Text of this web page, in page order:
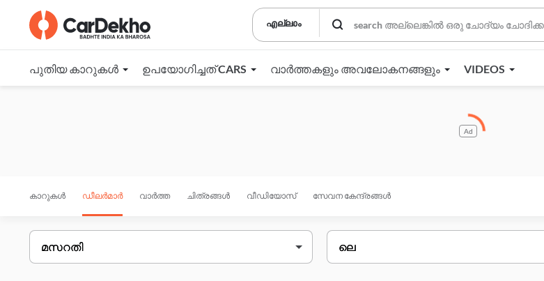
എല്ലാം
പുതിയ കാറുകൾ ഉപയോഗിച്ചത് CARS വാർത്തകളും അവലോകനങ്ങളും VIDEOS
Ad
കാറുകൾ ഡീലർമാർ വാർത്ത ചിത്രങ്ങൾ വീഡിയോസ് സേവന കേന്ദ്രങ്ങൾ